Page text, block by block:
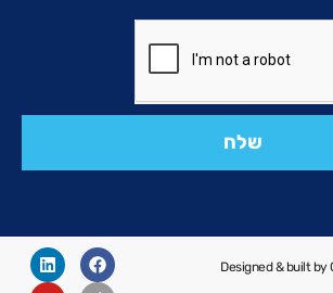
שלח
Designed & built by